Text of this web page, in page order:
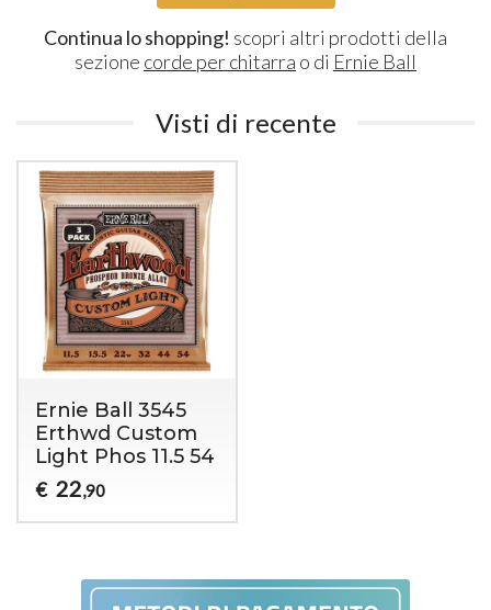
Continua lo shopping! scopri altri prodotti della
sezione corde per chitarra o di Ernie Ball
Visti di recente
Ernie Ball 3545
Erthwd Custom
Light Phos 11.5 54
€ 22,90